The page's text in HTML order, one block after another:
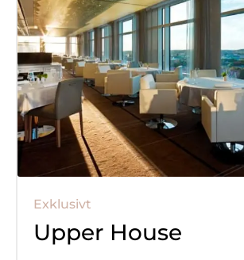
Exklusivt
Upper House